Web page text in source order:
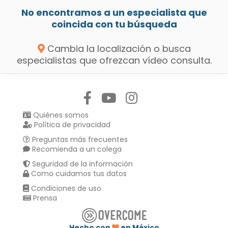
No encontramos a un especialista que
coincida con tu búsqueda
Cambia la localización o busca
especialistas que ofrezcan vídeo consulta.
Quiénes somos
Política de privacidad
Preguntas más frecuentes
Recomienda a un colega
Seguridad de la información
Como cuidamos tus datos
Condiciones de uso
Prensa